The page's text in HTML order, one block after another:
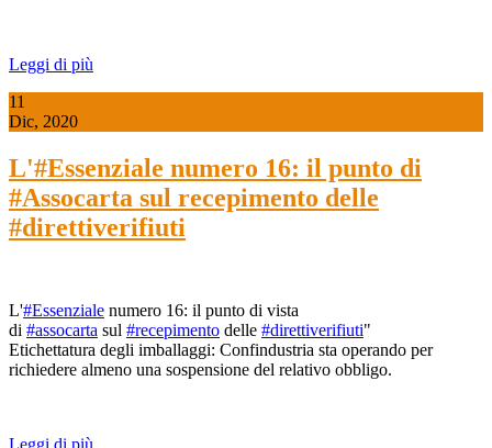
Leggi di più
11
Dic, 2020
L'#Essenziale numero 16: il punto di
#Assocarta sul recepimento delle
#direttiverifiuti
L'#Essenziale numero 16: il punto di vista
di #assocarta sul #recepimento delle #direttiverifiuti"
Etichettatura degli imballaggi: Confindustria sta operando per
richiedere almeno una sospensione del relativo obbligo.